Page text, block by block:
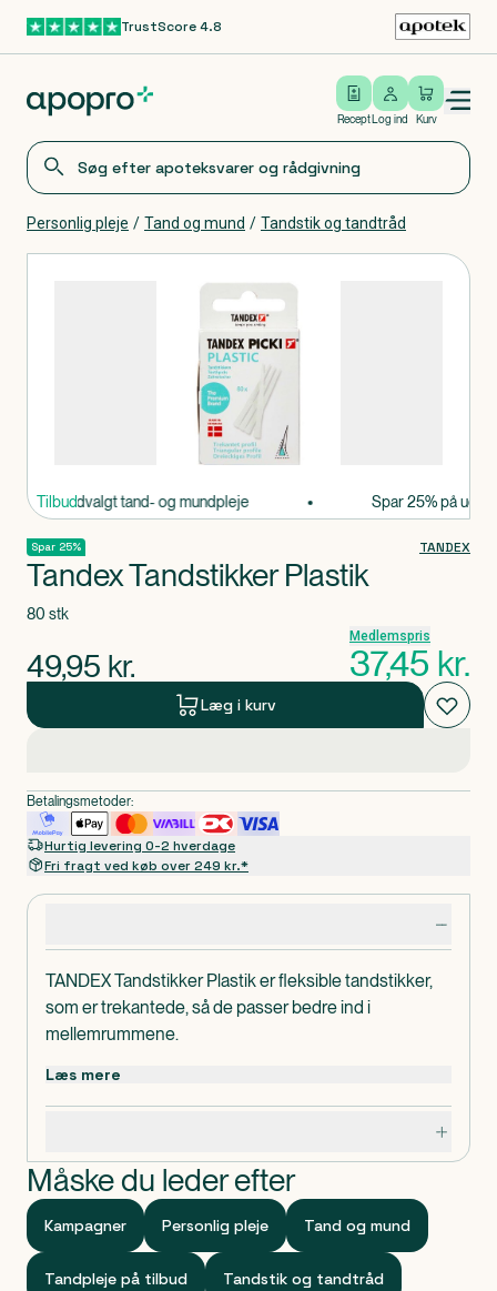
Gå til hovedindholdTrustScore 4.8
Recept
Log ind
Log ind Kurv
Open/close menu
Personlig pleje / Tand og mund / Tandstik og tandtråd
Tilbud
25% på udvalgt tand- og mundpleje Spar 25% på
TANDEX Tandstikker Plastik er fleksible tandstikker,
som er trekantede, så de passer bedre ind i
mellemrummene.
skade tænder og tandkød.
Dosis og anvendelse
mellemrummet med den flade side mod tandkødet.
Bevæg den frem og tilbage 3-4 gange.
Kan anvendes ved behov.
Læs mere
Måske du leder efter
Kampagner Personlig pleje Tand og mund
Tandpleje på tilbud Tandstik og tandtråd
Spar 25% TANDEX
Tandex Tandstikker Plastik
80 stk
49,95 kr.
Medlemspris
37,45 kr.
Læg i kurv
Betalingsmetoder:
Hurtig levering 0-2 hverdage
Fri fragt ved køb over 249 kr.*